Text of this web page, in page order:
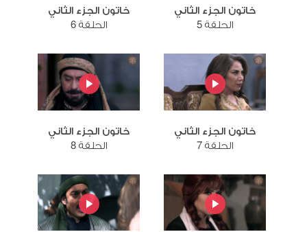
خاتون الجزء الثاني
الحلقة 5
خاتون الجزء الثاني
الحلقة 6
خاتون الجزء الثاني
الحلقة 7
خاتون الجزء الثاني
الحلقة 8